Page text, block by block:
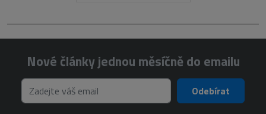
Nové články jednou měsíčně do emailu
Odebírat